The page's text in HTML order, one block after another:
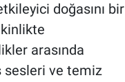
doğasını bir
arasında
sesleri ve temiz